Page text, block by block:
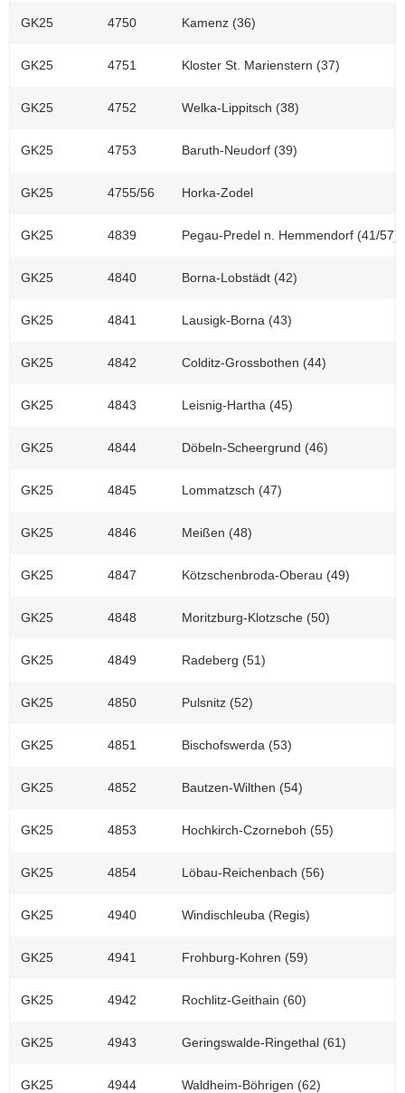
GK25 4750 Kamenz (36)
GK25 4751 Kloster St. Marienstern (37)
GK25 4752 Welka-Lippitsch (38)
GK25 4753 Baruth-Neudorf (39)
GK25 4755/56 Horka-Zodel
GK25 4839 Pegau-Predel n. Hemmendorf (41/57)
GK25 4840 Borna-Lobstädt (42)
GK25 4841 Lausigk-Borna (43)
GK25 4842 Colditz-Grossbothen (44)
GK25 4843 Leisnig-Hartha (45)
GK25 4844 Döbeln-Scheergrund (46)
GK25 4845 Lommatzsch (47)
GK25 4846 Meißen (48)
GK25 4847 Kötzschenbroda-Oberau (49)
GK25 4848 Moritzburg-Klotzsche (50)
GK25 4849 Radeberg (51)
GK25 4850 Pulsnitz (52)
GK25 4851 Bischofswerda (53)
GK25 4852 Bautzen-Wilthen (54)
GK25 4853 Hochkirch-Czorneboh (55)
GK25 4854 Löbau-Reichenbach (56)
GK25 4940 Windischleuba (Regis)
GK25 4941 Frohburg-Kohren (59)
GK25 4942 Rochlitz-Geithain (60)
GK25 4943 Geringswalde-Ringethal (61)
GK25 4944 Waldheim-Böhrigen (62)